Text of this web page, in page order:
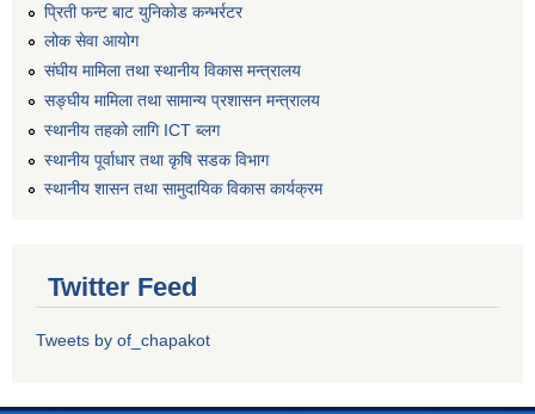
प्रिती फन्ट बाट युनिकोड कन्भर्रटर
लोक सेवा आयोग
संघीय मामिला तथा स्थानीय विकास मन्त्रालय
सङ्घीय मामिला तथा सामान्य प्रशासन मन्त्रालय
स्थानीय तहको लागि ICT ब्लग
स्थानीय पूर्वाधार तथा कृषि सडक विभाग
स्थानीय शासन तथा सामुदायिक विकास कार्यक्रम
Twitter Feed
Tweets by of_chapakot